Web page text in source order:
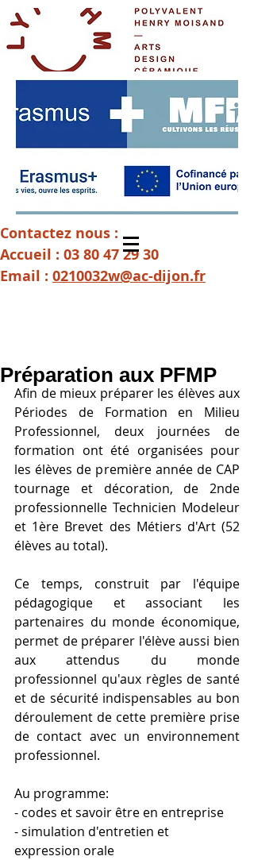
Contactez nous :
Accueil : 03 80 47 29 30
Email : 0210032w@ac-dijon.fr
Préparation aux PFMP
Afin de mieux préparer les élèves aux
Périodes de Formation en Milieu
Professionnel, deux journées de
formation ont été organisées pour
les élèves de première année de CAP
tournage et décoration, de 2nde
professionnelle Technicien Modeleur
et 1ère Brevet des Métiers d'Art (52
élèves au total).
Ce temps, construit par l'équipe
pédagogique et associant les
partenaires du monde économique,
permet de préparer l'élève aussi bien
aux attendus du monde
professionnel qu'aux règles de santé
et de sécurité indispensables au bon
déroulement de cette première prise
de contact avec un environnement
professionnel.
Au programme:
- codes et savoir être en entreprise
- simulation d'entretien et
expression orale